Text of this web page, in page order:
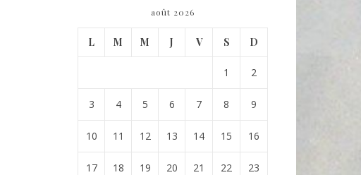
août 2026
L M M J V S D
1 2
3 4 5 6 7 8 9
10 11 12 13 14 15 16
17 18 19 20 21 22 23